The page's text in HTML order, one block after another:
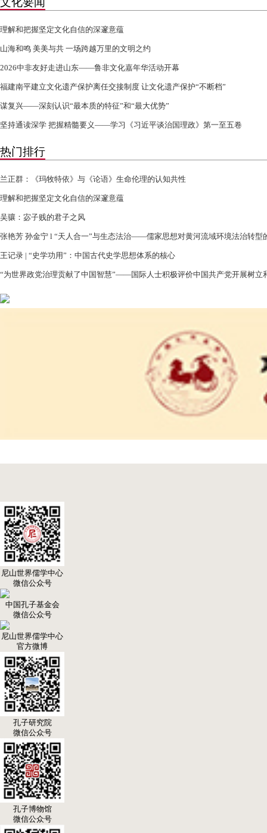
理解和把握坚定文化自信的深邃意蕴
山海和鸣 美美与共 一场跨越万里的文明之约
2026中非友好走进山东——鲁非文化嘉年华活动开幕
福建南平建立文化遗产保护离任交接制度 让文化遗产保护“不断档”
谋复兴——深刻认识“最本质的特征”和“最大优势”
坚持通读深学 把握精髓要义——学习《习近平谈治国理政》第一至五卷
热门排行
兰正群：《玛牧特依》与《论语》生命伦理的认知共性
理解和把握坚定文化自信的深邃意蕴
吴骧：宓子贱的君子之风
张艳芳 孙金宁 l “天人合一”与生态法治——儒家思想对黄河流域环境法治转型
王记录 | “史学功用”：中国古代史学思想体系的核心
“为世界政党治理贡献了中国智慧”——国际人士积极评价中国共产党开展树立
尼山世界儒学中心
微信公众号
中国孔子基金会
微信公众号
尼山世界儒学中心
官方微博
孔子研究院
微信公众号
孔子博物馆
微信公众号